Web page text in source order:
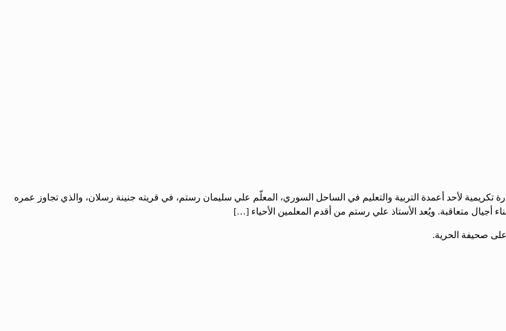
لأحد أعمدة التربية والتعليم في الساحل السوري، المعلّم علي سليمان رستم، في قريته جنينة رسلان، والذي تجاوز عمره
أجيال متعاقبة. ويُعد الأستاذ علي رستم من أقدم المعلمين الأحياء […]
صحيفة الحرية.